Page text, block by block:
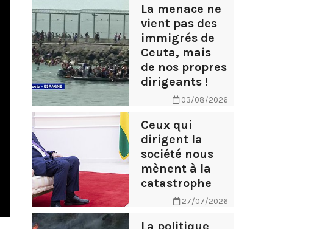
La menace ne
vient pas des
immigrés de
Ceuta, mais
de nos propres
dirigeants !
03/08/2026
Ceux qui
dirigent la
société nous
mènent à la
catastrophe
27/07/2026
La politique